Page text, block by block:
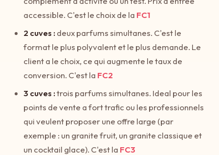
accessible. C'est le choix de la FC1
2 cuves :deux parfums simultanes. C'est le
format le plus polyvalent et le plus demande. Le
client a le choix, ce qui augmente le taux de
conversion. C'est la FC2
3 cuves :trois parfums simultanes. Ideal pour les
points de vente a fort trafic ou les professionnels
qui veulent proposer une offre large (par
exemple : un granite fruit, un granite classique et
un cocktail glace). C'est la FC3